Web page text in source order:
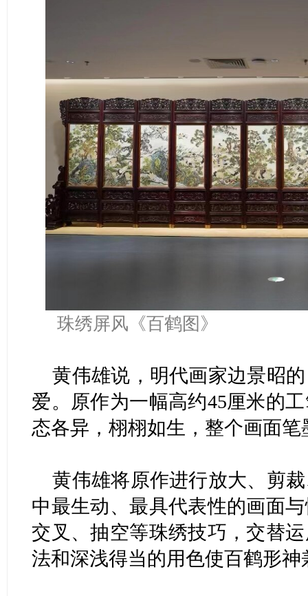
珠绣屏风《百鹤图》
黄伟雄说，明代画家边景昭
爱。原作为一幅高约45厘米的
态各异，栩栩如生，整个画面
黄伟雄将原作进行放大、剪
中最生动、最具代表性的画面
交叉、抽空等珠绣技巧，交替
法和深浅得当的用色使百鹤形神